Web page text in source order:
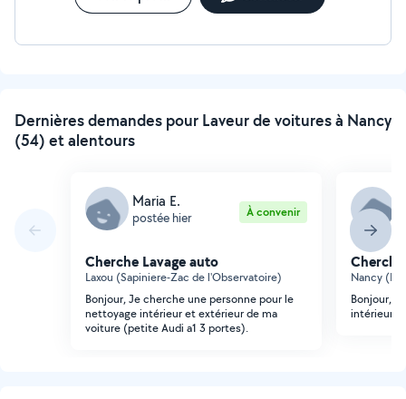
Dernières demandes pour Laveur de voitures à Nancy
(54) et alentours
Maria E.
postée hier À convenir
Cherche Lavage auto
Laxou (Sapiniere-Zac de l'Observatoire)
Bonjour, Je cherche une personne pour le
nettoyage intérieur et extérieur de ma
voiture (petite Audi a1 3 portes).
Nancy
Bonjour,
intérieur